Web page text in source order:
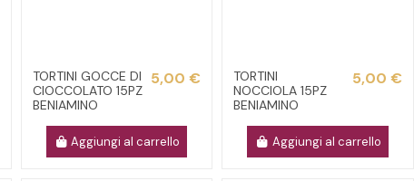
TORTINI GOCCE DI
CIOCCOLATO 15PZ
BENIAMINO
5,00 €
Aggiungi al carrello
TORTINI
NOCCIOLA 15PZ
BENIAMINO
5,00 €
Aggiungi al carrello